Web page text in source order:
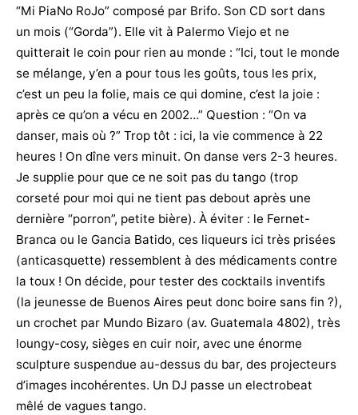
“Mi PiaNo RoJo” composé par Brifo. Son CD sort dans
un mois (“Gorda”). Elle vit à Palermo Viejo et ne
quitterait le coin pour rien au monde : “Ici, tout le monde
se mélange, y’en a pour tous les goûts, tous les prix,
c’est un peu la folie, mais ce qui domine, c’est la joie :
après ce qu’on a vécu en 2002…” Question : “On va
danser, mais où ?” Trop tôt : ici, la vie commence à 22
heures ! On dîne vers minuit. On danse vers 2-3 heures.
Je supplie pour que ce ne soit pas du tango (trop
corseté pour moi qui ne tient pas debout après une
dernière “porron”, petite bière). À éviter : le Fernet-
Branca ou le Gancia Batido, ces liqueurs ici très prisées
(anticasquette) ressemblent à des médicaments contre
la toux ! On décide, pour tester des cocktails inventifs
(la jeunesse de Buenos Aires peut donc boire sans fin ?),
un crochet par Mundo Bizaro (av. Guatemala 4802), très
loungy-cosy, sièges en cuir noir, avec une énorme
sculpture suspendue au-dessus du bar, des projecteurs
d’images incohérentes. Un DJ passe un electrobeat
mêlé de vagues tango.